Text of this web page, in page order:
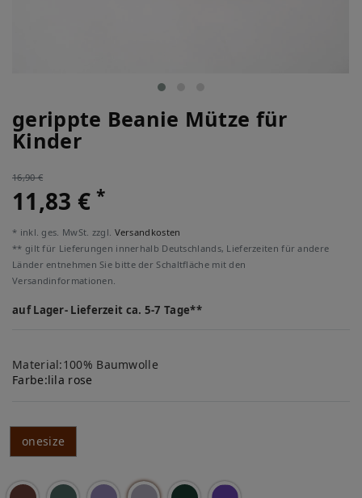
gerippte Beanie Mütze für
Kinder
16,90 €
11,83 €*
* inkl. ges. MwSt. zzgl. Versandkosten
** gilt für Lieferungen innerhalb Deutschlands, Lieferzeiten für andere
Länder entnehmen Sie bitte der Schaltfläche mit den
Versandinformationen.
auf Lager- Lieferzeit ca. 5-7 Tage**
Material:100% Baumwolle
Farbe:lila rose
onesize